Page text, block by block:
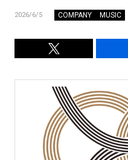
2026/6/5 COMPANY MUSIC